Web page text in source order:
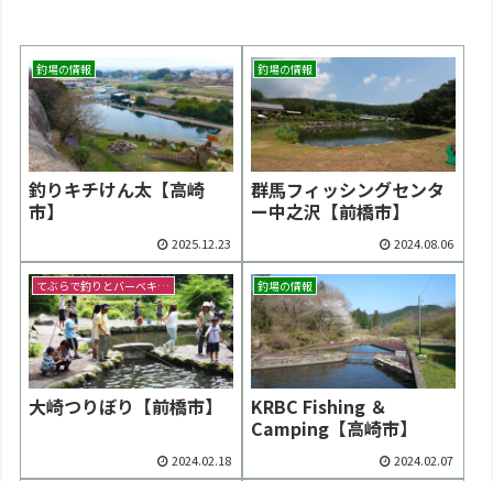
釣場の情報
釣りキチけん太【高崎
市】
2025.12.23
釣場の情報
群馬フィッシングセンタ
ー中之沢【前橋市】
2024.08.06
てぶらで釣りとバーベキュー
大崎つりぼり【前橋市】
2024.02.18
釣場の情報
KRBC Fishing ＆
Camping【高崎市】
2024.02.07